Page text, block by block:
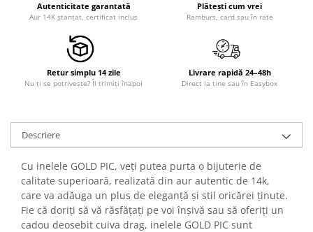
Autenticitate garantată
Aur 14K ștanțat, certificat inclus
Plătești cum vrei
Ramburs, card sau în rate
Retur simplu 14 zile
Nu ți se potrivește? Îl trimiți înapoi
Livrare rapidă 24–48h
Direct la tine sau în Easybox
Descriere
Cu inelele GOLD PIC, veți putea purta o bijuterie de
calitate superioară, realizată din aur autentic de 14k,
care va adăuga un plus de eleganță și stil oricărei ținute.
Fie că doriți să vă răsfățați pe voi înșivă sau să oferiți un
cadou deosebit cuiva drag, inelele GOLD PIC sunt